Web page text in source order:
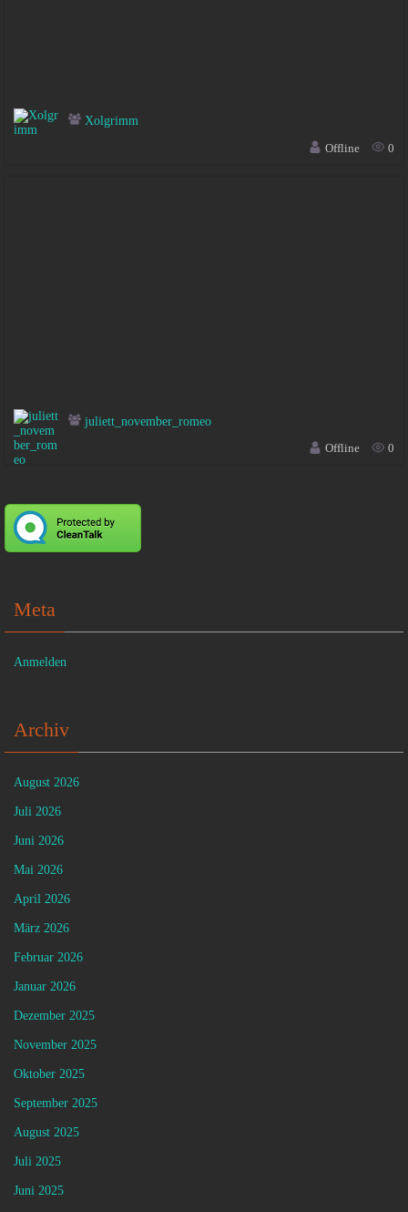
Xolgrimm
Offline
0
juliett_november_romeo
Offline
0
Meta
Anmelden
Archiv
August 2026
Juli 2026
Juni 2026
Mai 2026
April 2026
März 2026
Februar 2026
Januar 2026
Dezember 2025
November 2025
Oktober 2025
September 2025
August 2025
Juli 2025
Juni 2025